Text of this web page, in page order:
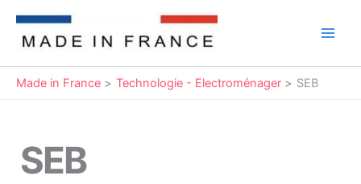
contenu
Made in France Technologie - Electroménager SEB
SEB